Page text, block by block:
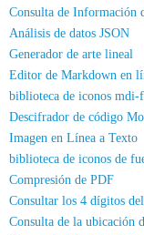
Análisis de datos JSON
Generador de arte lineal
Editor de Markdown en
biblioteca de iconos mdi-
Descifrador de código
Imagen en Línea a Texto
Compresión de PDF